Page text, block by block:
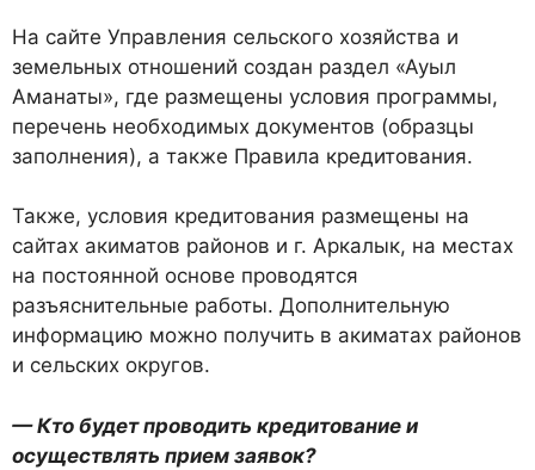
На сайте Управления сельского хозяйства и
земельных отношений создан раздел «Ауыл
Аманаты», где размещены условия программы,
перечень необходимых документов (образцы
заполнения), а также Правила кредитования.
Также, условия кредитования размещены на
сайтах акиматов районов и г. Аркалык, на местах
на постоянной основе проводятся
разъяснительные работы. Дополнительную
информацию можно получить в акиматах районов
и сельских округов.
— Кто будет проводить кредитование и
осуществлять прием заявок?